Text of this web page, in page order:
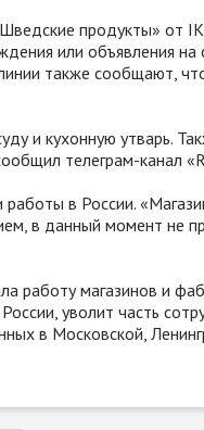
продукты» от
или объявления на
также сообщают,
и кухонную утварь.
телеграм-канал
в России.
в данный момент не
работу магазинов и
уволит часть
в Московской,